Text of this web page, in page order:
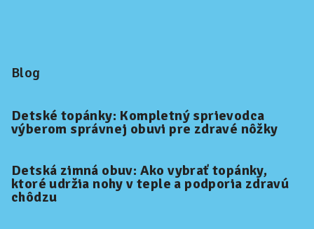
Blog
Detské topánky: Kompletný sprievodca
výberom správnej obuvi pre zdravé nôžky
Detská zimná obuv: Ako vybrať topánky,
ktoré udržia nohy v teple a podporia zdravú
chôdzu